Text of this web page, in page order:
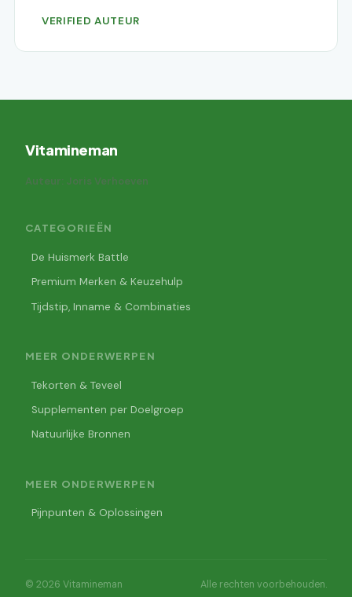
VERIFIED AUTEUR
Vitamineman
Auteur: Joris Verhoeven
CATEGORIEËN
De Huismerk Battle
Premium Merken & Keuzehulp
Tijdstip, Inname & Combinaties
MEER ONDERWERPEN
Tekorten & Teveel
Supplementen per Doelgroep
Natuurlijke Bronnen
MEER ONDERWERPEN
Pijnpunten & Oplossingen
© 2026 Vitamineman Alle rechten voorbehouden.